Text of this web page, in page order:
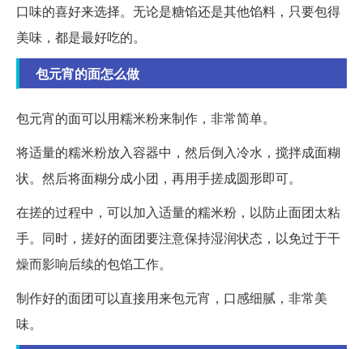
口味的喜好来选择。无论是糖馅还是其他馅料，只要包得
美味，都是最好吃的。
包元宵的面怎么做
包元宵的面可以用糯米粉来制作，非常简单。
将适量的糯米粉放入容器中，然后倒入冷水，搅拌成面糊
状。然后将面糊分成小团，再用手搓成圆形即可。
在搓的过程中，可以加入适量的糯米粉，以防止面团太粘
手。同时，搓好的面团要注意保持湿润状态，以免过于干
燥而影响后续的包馅工作。
制作好的面团可以直接用来包元宵，口感细腻，非常美
味。